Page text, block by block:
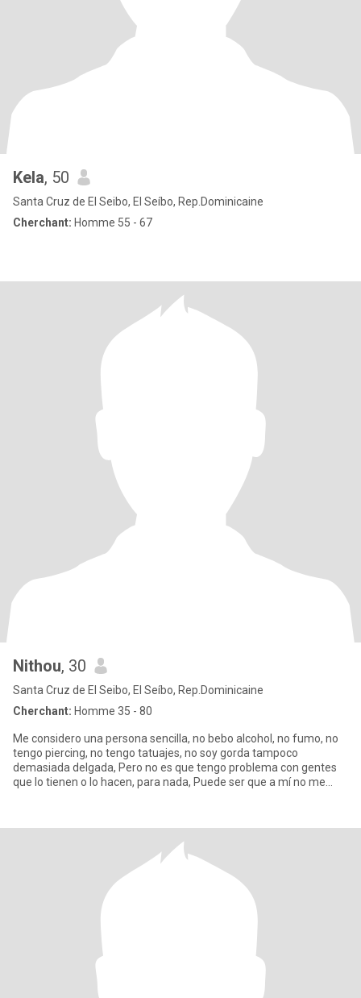
Kela, 50
Santa Cruz de El Seibo, El Seíbo, Rep.Dominicaine
Cherchant: Homme 55 - 67
Nithou, 30
Santa Cruz de El Seibo, El Seíbo, Rep.Dominicaine
Cherchant: Homme 35 - 80
Me considero una persona sencilla, no bebo alcohol, no fumo, no
tengo piercing, no tengo tatuajes, no soy gorda tampoco
demasiada delgada, Pero no es que tengo problema con gentes
que lo tienen o lo hacen, para nada, Puede ser que a mí no me